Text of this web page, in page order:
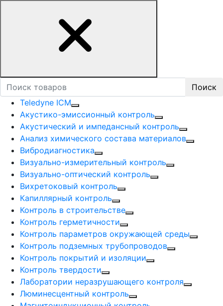
Поиск
Teledyne ICM
Акустико-эмисcионный контроль
Акустический и импедансный контроль
Анализ химического состава материалов
Вибродиагностика
Визуально-измерительный контроль
Визуально-оптический контроль
Вихретоковый контроль
Капиллярный контроль
Контроль в строительстве
Контроль герметичности
Контроль параметров окружающей среды
Контроль подземных трубопроводов
Контроль покрытий и изоляции
Контроль твердости
Лаборатории неразрушающего контроля
Люминесцентный контроль